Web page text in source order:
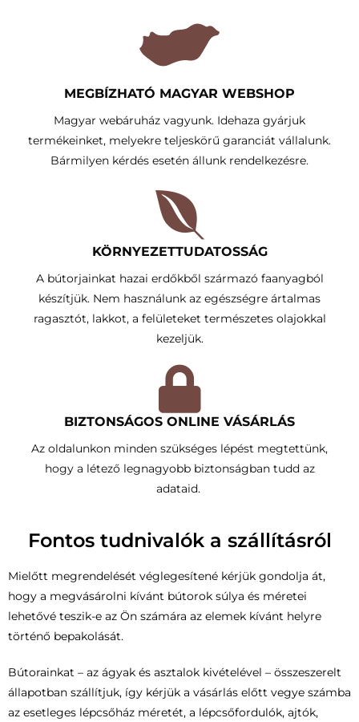
MEGBÍZHATÓ MAGYAR WEBSHOP
Magyar webáruház vagyunk. Idehaza gyárjuk
termékeinket, melyekre teljeskörű garanciát vállalunk.
Bármilyen kérdés esetén állunk rendelkezésre.
KÖRNYEZETTUDATOSSÁG​
A bútorjainkat hazai erdőkből származó faanyagból
készítjük. Nem használunk az egészségre ártalmas
ragasztót, lakkot, a felületeket természetes olajokkal
kezeljük.
BIZTONSÁGOS ONLINE VÁSÁRLÁS
Az oldalunkon minden szükséges lépést megtettünk,
hogy a létező legnagyobb biztonságban tudd az
adataid.
Fontos tudnivalók a szállításról
Mielőtt megrendelését véglegesítené kérjük gondolja át,
hogy a megvásárolni kívánt bútorok súlya és méretei
lehetővé teszik-e az Ön számára az elemek kívánt helyre
történő bepakolását.
Bútorainkat – az ágyak és asztalok kivételével – összeszerelt
állapotban szállítjuk, így kérjük a vásárlás előtt vegye számba
az esetleges lépcsőház méretét, a lépcsőfordulók, ajtók,